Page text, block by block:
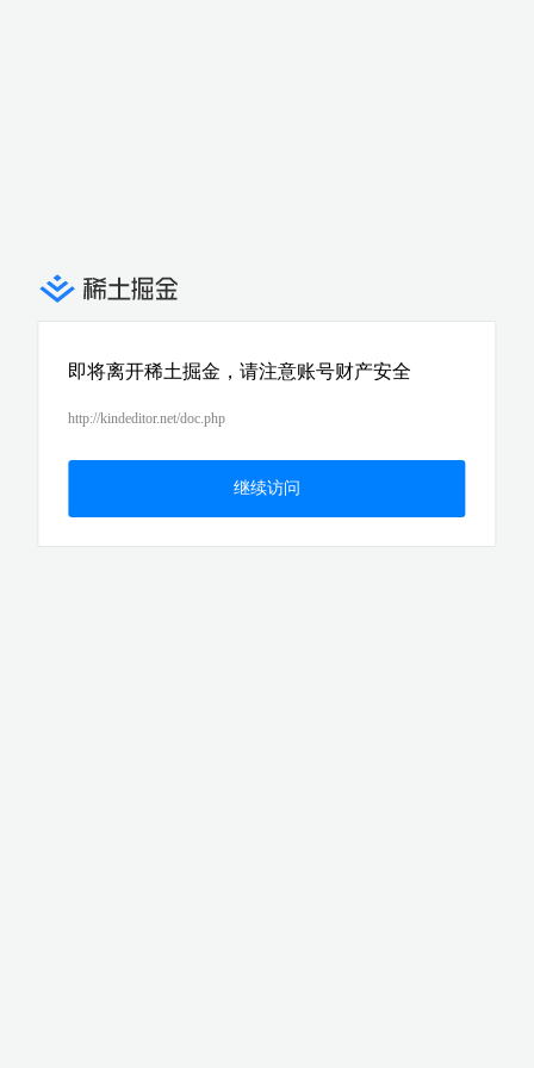
即将离开稀土掘金，请注意账号财产安全
http://kindeditor.net/doc.php
继续访问